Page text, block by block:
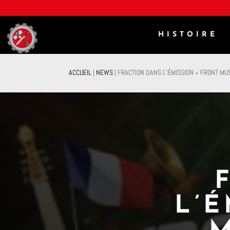
HISTOIRE
ACCUEIL | NEWS | FRACTION DANS L’ÉMISSION « FRONT